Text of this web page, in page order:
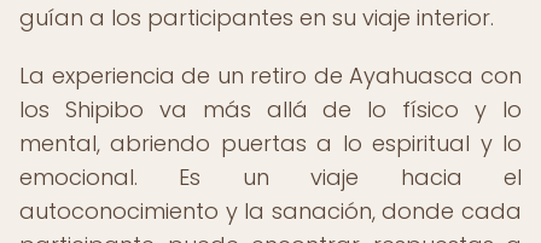
guían a los participantes en su viaje interior.
La experiencia de un retiro de Ayahuasca con
los Shipibo va más allá de lo físico y lo
mental, abriendo puertas a lo espiritual y lo
emocional. Es un viaje hacia el
autoconocimiento y la sanación, donde cada